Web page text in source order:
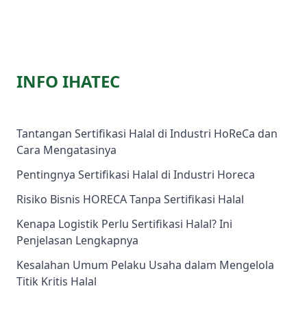
INFO IHATEC
Tantangan Sertifikasi Halal di Industri HoReCa dan
Cara Mengatasinya
Pentingnya Sertifikasi Halal di Industri Horeca
Risiko Bisnis HORECA Tanpa Sertifikasi Halal
Kenapa Logistik Perlu Sertifikasi Halal? Ini
Penjelasan Lengkapnya
Kesalahan Umum Pelaku Usaha dalam Mengelola
Titik Kritis Halal